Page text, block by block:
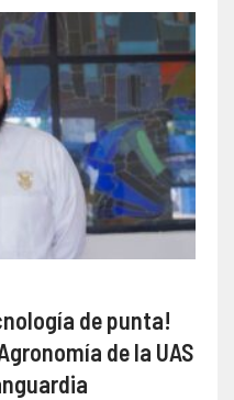
de punta!
de la UAS